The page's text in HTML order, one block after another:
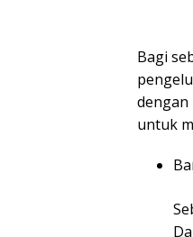
Bagi
dengan
untuk